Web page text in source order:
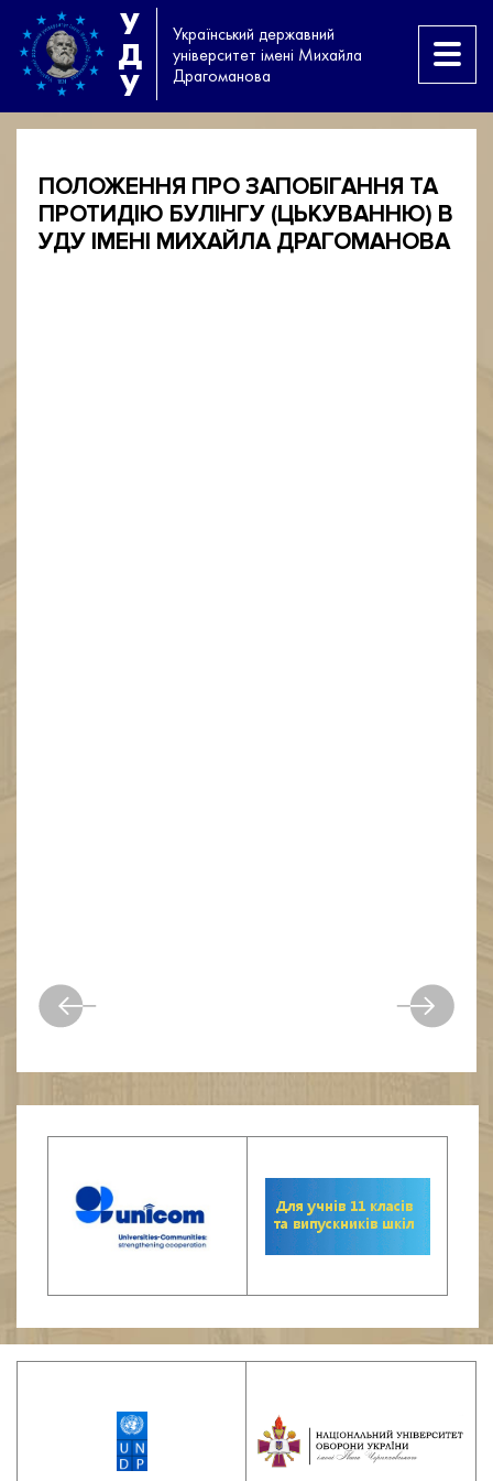
У
Д
У
Український державний
університет імені Михайла
Драгоманова
ПОЛОЖЕННЯ ПРО ЗАПОБІГАННЯ ТА
ПРОТИДІЮ БУЛІНГУ (ЦЬКУВАННЮ) В
УДУ ІМЕНІ МИХАЙЛА ДРАГОМАНОВА